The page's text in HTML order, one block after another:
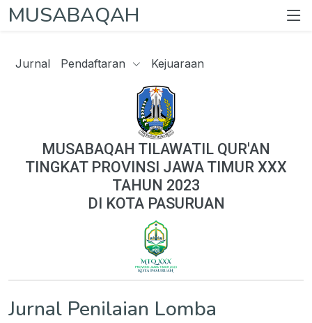
MUSABAQAH
Jurnal Pendaftaran Kejuaraan
MUSABAQAH TILAWATIL QUR'AN
TINGKAT PROVINSI JAWA TIMUR XXX
TAHUN 2023
DI KOTA PASURUAN
Jurnal Penilaian Lomba